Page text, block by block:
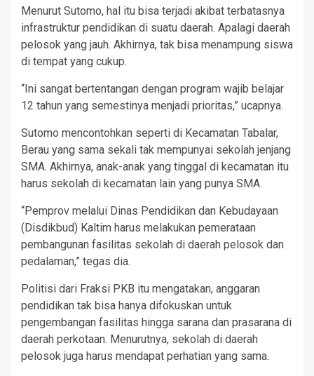
Menurut Sutomo, hal itu bisa terjadi akibat terbatasnya
infrastruktur pendidikan di suatu daerah. Apalagi daerah
pelosok yang jauh. Akhirnya, tak bisa menampung siswa
di tempat yang cukup.
“Ini sangat bertentangan dengan program wajib belajar
12 tahun yang semestinya menjadi prioritas,” ucapnya.
Sutomo mencontohkan seperti di Kecamatan Tabalar,
Berau yang sama sekali tak mempunyai sekolah jenjang
SMA. Akhirnya, anak-anak yang tinggal di kecamatan itu
harus sekolah di kecamatan lain yang punya SMA.
“Pemprov melalui Dinas Pendidikan dan Kebudayaan
(Disdikbud) Kaltim harus melakukan pemerataan
pembangunan fasilitas sekolah di daerah pelosok dan
pedalaman,” tegas dia.
Politisi dari Fraksi PKB itu mengatakan, anggaran
pendidikan tak bisa hanya difokuskan untuk
pengembangan fasilitas hingga sarana dan prasarana di
daerah perkotaan. Menurutnya, sekolah di daerah
pelosok juga harus mendapat perhatian yang sama.